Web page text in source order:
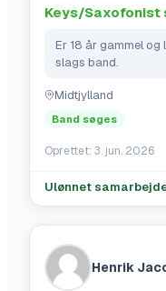
Keys/Saxofonist
Er 18 år gammel
slags band.
Midtjylland
Band søges
Oprettet: 3. jun. 2026
Ulønnet
Henrik